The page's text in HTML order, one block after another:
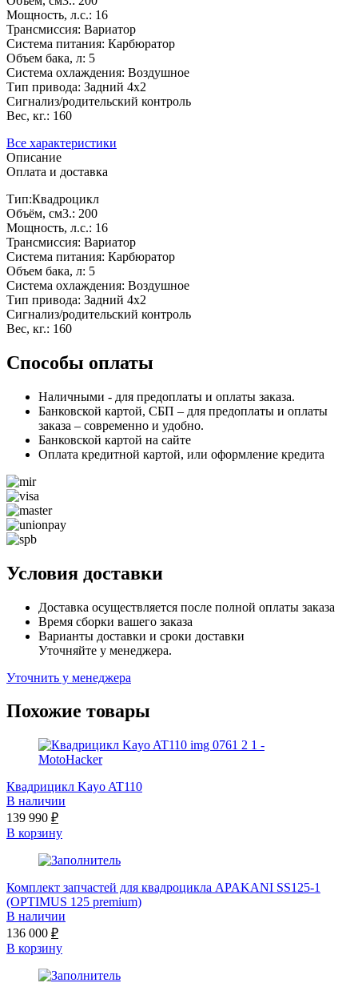
Мощность, л.с.: 16
Трансмиссия: Вариатор
Система питания: Карбюратор
Объем бака, л: 5
Система охлаждения: Воздушное
Тип привода: Задний 4х2
Сигнализ/родительский контроль
Вес, кг.: 160
Все характеристики
Описание
Оплата и доставка
Тип:Квадроцикл
Объём, см3.: 200
Мощность, л.с.: 16
Трансмиссия: Вариатор
Система питания: Карбюратор
Объем бака, л: 5
Система охлаждения: Воздушное
Тип привода: Задний 4х2
Сигнализ/родительский контроль
Вес, кг.: 160
Способы оплаты
Наличными - для предоплаты и оплаты заказа.
Банковской картой, СБП – для предоплаты и оплаты
заказа – современно и удобно.
Банковской картой на сайте
Оплата кредитной картой, или оформление кредита
Условия доставки
Доставка осуществляется после полной оплаты заказа
Время сборки вашего заказа
Варианты доставки и сроки доставки
Уточняйте у менеджера.
Уточнить у менеджера
Похожие товары
Квадрицикл Kayo AT110
В наличии
139 990 ₽
В корзину
Комплект запчастей для квадроцикла APAKANI SS125-1
(OPTIMUS 125 premium)
В наличии
136 000 ₽
В корзину